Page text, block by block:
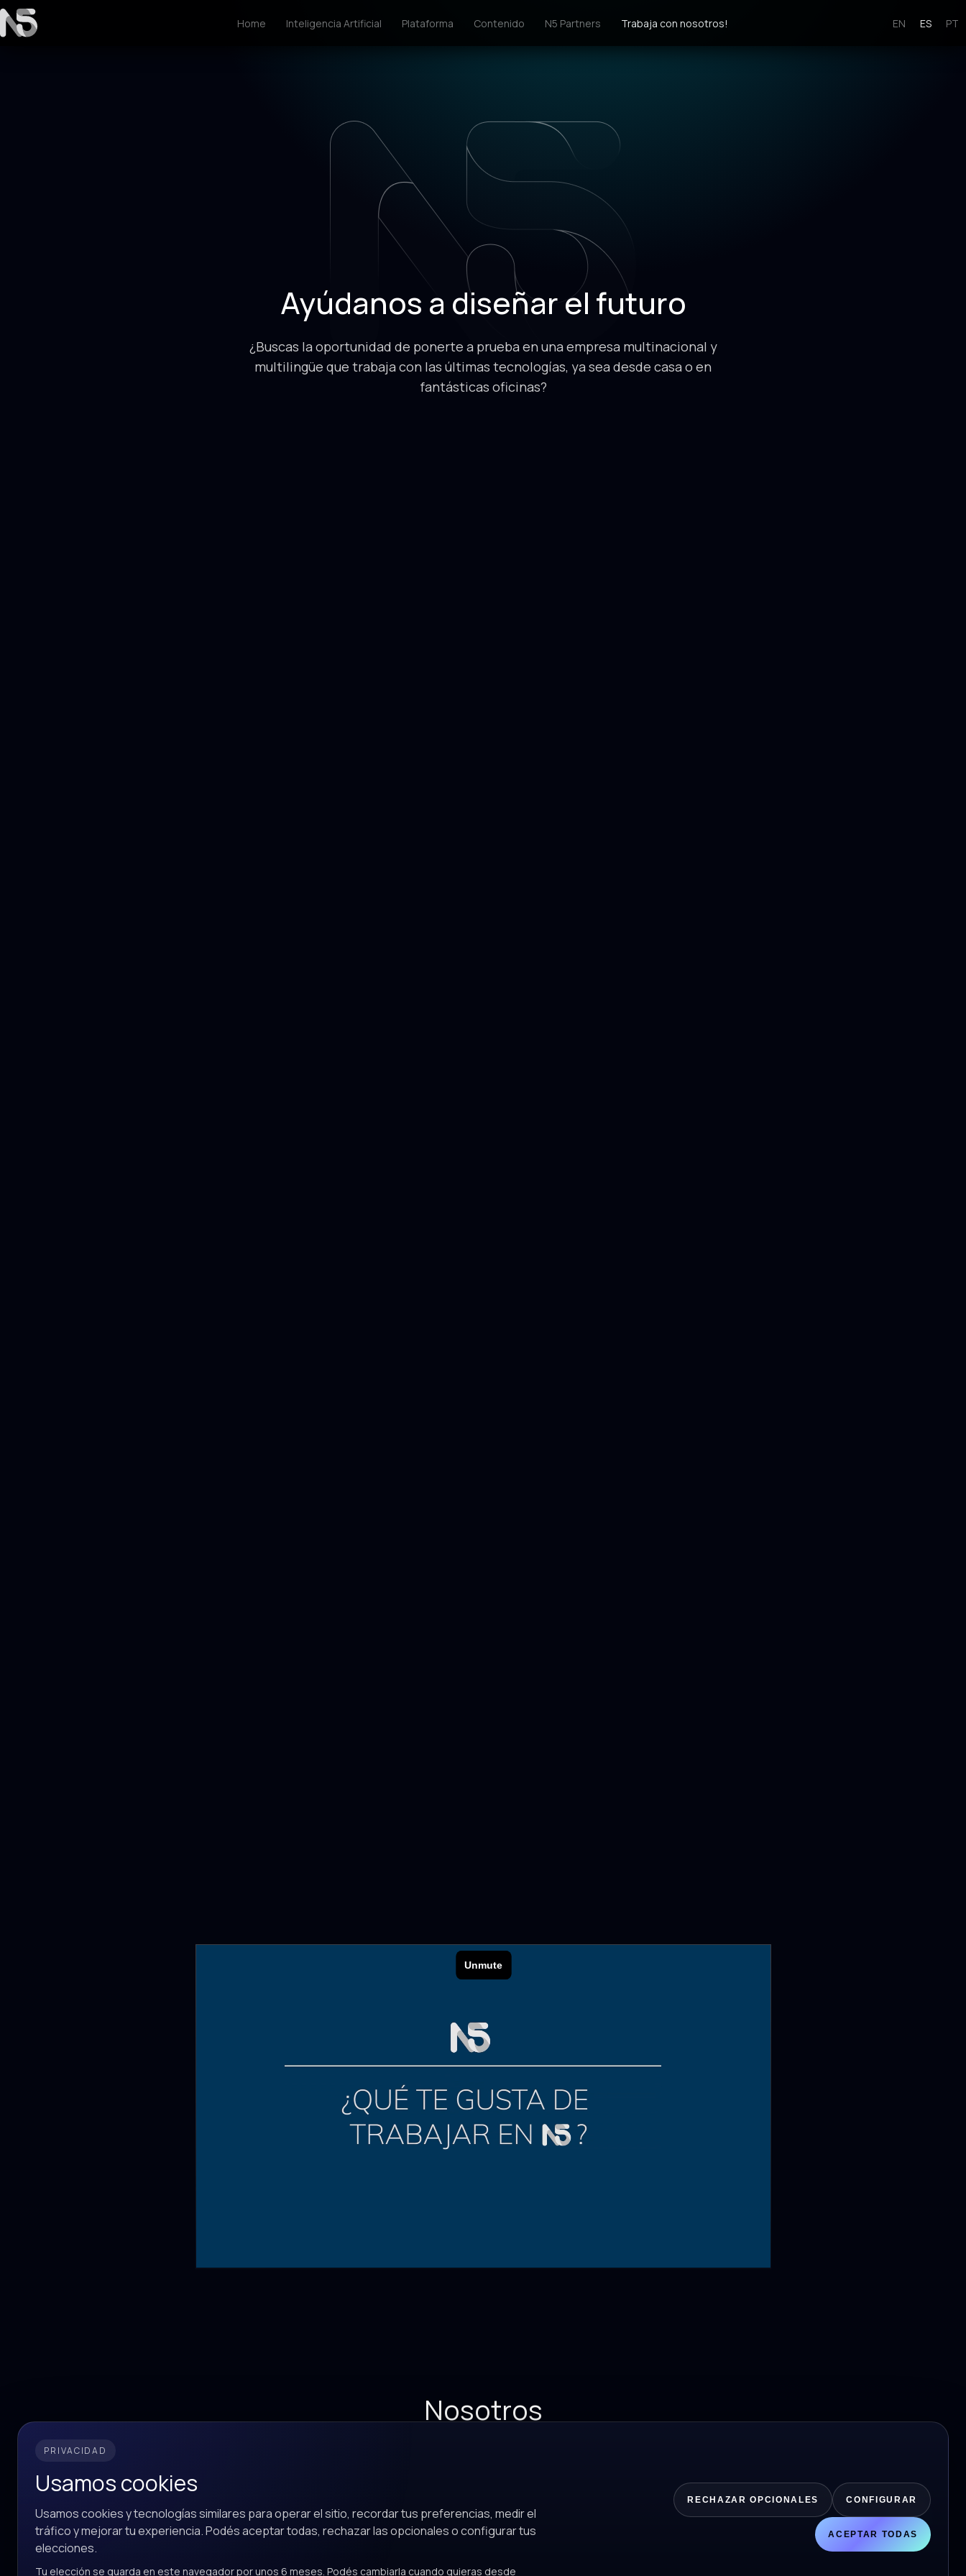
Home Inteligencia Artificial Plataforma Contenido N5 Partners Trabaja con nosotros! EN ES PT
Ayúdanos a diseñar el futuro
¿Buscas la oportunidad de ponerte a prueba en una empresa multinacional y
multilingüe que trabaja con las últimas tecnologías, ya sea desde casa o en
fantásticas oficinas?
Nosotros
para todos, inclusivo y desafiante para todos los profesionales que, buscando
nuevas aventuras, se acercan a nosotros.
¿Quieres formar parte?
PRIVACIDAD
Usamos cookies
Usamos cookies y tecnologías similares para operar el sitio, recordar tus preferencias, medir el
tráfico y mejorar tu experiencia. Podés aceptar todas, rechazar las opcionales o configurar tus
elecciones.
Tu elección se guarda en este navegador por unos 6 meses. Podés cambiarla cuando quieras desde
RECHAZAR OPCIONALES CONFIGURAR
ACEPTAR TODAS